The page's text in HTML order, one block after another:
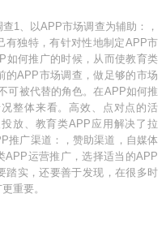
1、以APP市场调查为辅助：，
有独特，有针对性地制定APP市
如何推广的时候，从而使教育类
的APP市场调查，做足够的市场
可被代替的角色。在APP如何推
整体来看。高效、点对点的活
放、教育类APP应用解决了拉
推广渠道：，赞助渠道，自媒体
APP运营推广，选择适当的APP
踏实，还要善于发现，在很多时
重要。